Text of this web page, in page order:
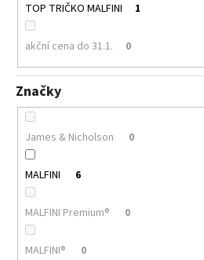
TOP TRIČKO MALFINI 1
akční cena do 31.1. 0
Značky
James & Nicholson 0
MALFINI 6
MALFINI Premium® 0
MALFINI® 0